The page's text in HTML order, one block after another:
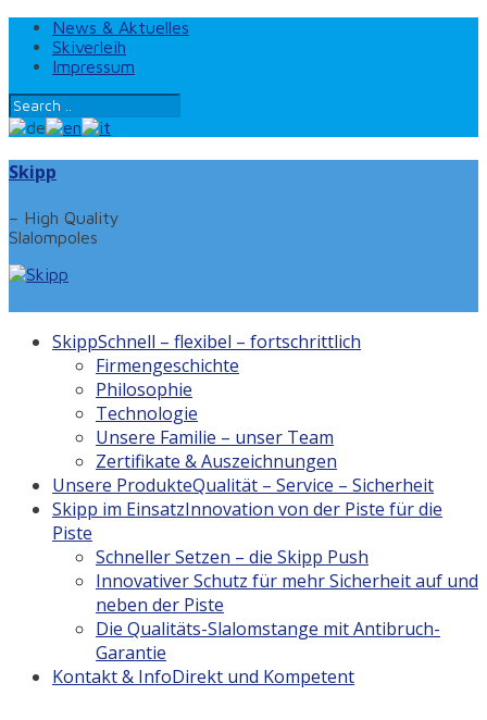
News & Aktuelles
Skiverleih
Impressum
Skipp
– High Quality
Slalompoles
SkippSchnell – flexibel – fortschrittlich
Firmengeschichte
Philosophie
Technologie
Unsere Familie – unser Team
Zertifikate & Auszeichnungen
Unsere ProdukteQualität – Service – Sicherheit
Skipp im EinsatzInnovation von der Piste für die
Piste
Schneller Setzen – die Skipp Push
Innovativer Schutz für mehr Sicherheit auf und
neben der Piste
Die Qualitäts-Slalomstange mit Antibruch-
Garantie
Kontakt & InfoDirekt und Kompetent